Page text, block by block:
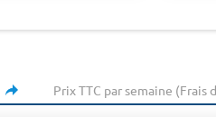
Prix TTC par semaine (Frais